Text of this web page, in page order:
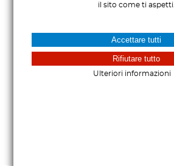
il sito come ti aspetti.
Ulteriori informazioni
Accettare tutti
Rifiutare tutto